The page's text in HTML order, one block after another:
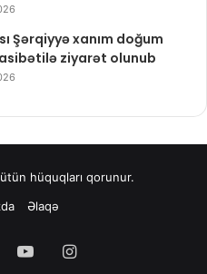
Şərqiyyə xanım doğum
ziyarət olunub
hüquqları qorunur.
Əlaqə
Twitter YouTubeInstagram